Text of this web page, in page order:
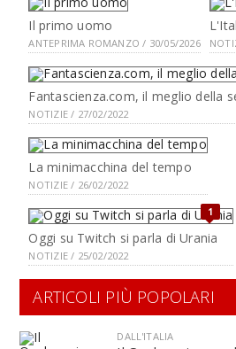
Il primo uomo
ANTEPRIMA ROMANZO / 30/05/2026
Fantascienza.com, il meglio della
NOTIZIE / 27/02/2022
La minimacchina del tempo
NOTIZIE / 26/02/2022
1
Oggi su Twitch si parla di Urania
NOTIZIE / 25/02/2022
ARTICOLI PIÙ POPOLARI
DALL'ITALIA